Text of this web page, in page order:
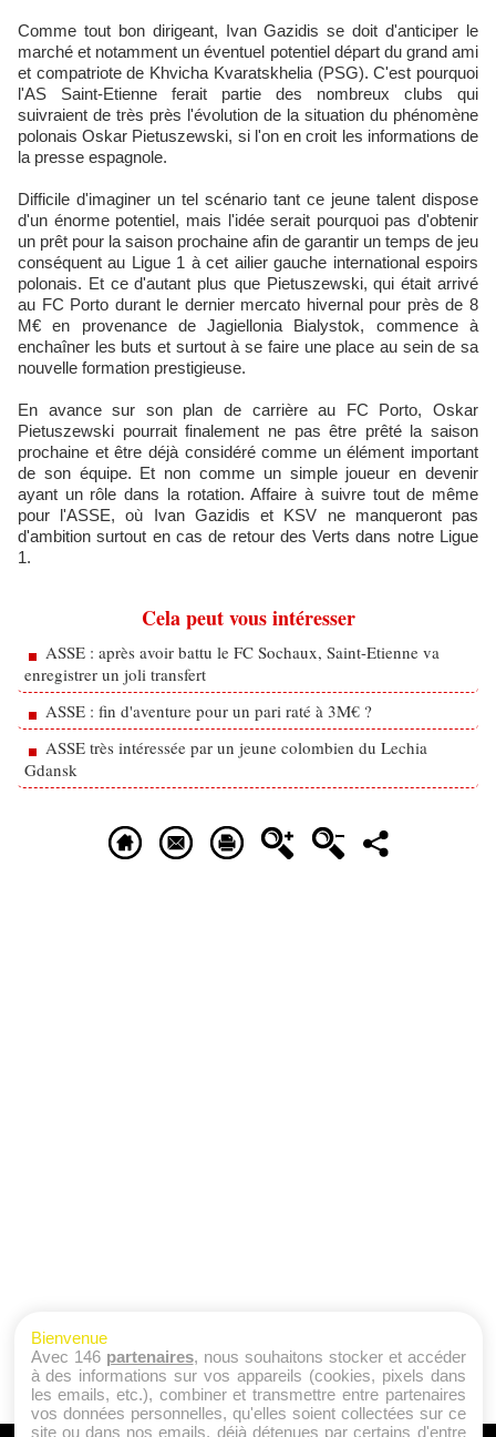
Comme tout bon dirigeant, Ivan Gazidis se doit d'anticiper le
marché et notamment un éventuel potentiel départ du grand ami
et compatriote de Khvicha Kvaratskhelia (PSG). C'est pourquoi
l'AS Saint-Etienne ferait partie des nombreux clubs qui
suivraient de très près l'évolution de la situation du phénomène
polonais Oskar Pietuszewski, si l'on en croit les informations de
la presse espagnole.
Difficile d'imaginer un tel scénario tant ce jeune talent dispose
d'un énorme potentiel, mais l'idée serait pourquoi pas d'obtenir
un prêt pour la saison prochaine afin de garantir un temps de jeu
conséquent au Ligue 1 à cet ailier gauche international espoirs
polonais. Et ce d'autant plus que Pietuszewski, qui était arrivé
au FC Porto durant le dernier mercato hivernal pour près de 8
M€ en provenance de Jagiellonia Bialystok, commence à
enchaîner les buts et surtout à se faire une place au sein de sa
nouvelle formation prestigieuse.
En avance sur son plan de carrière au FC Porto, Oskar
Pietuszewski pourrait finalement ne pas être prêté la saison
prochaine et être déjà considéré comme un élément important
de son équipe. Et non comme un simple joueur en devenir
ayant un rôle dans la rotation. Affaire à suivre tout de même
pour l'ASSE, où Ivan Gazidis et KSV ne manqueront pas
d'ambition surtout en cas de retour des Verts dans notre Ligue
1.
Cela peut vous intéresser
ASSE : après avoir battu le FC Sochaux, Saint-Etienne va
enregistrer un joli transfert
ASSE : fin d'aventure pour un pari raté à 3M€ ?
ASSE très intéressée par un jeune colombien du Lechia
Gdansk
Bienvenue
Avec 146 partenaires, nous souhaitons stocker et accéder
à des informations sur vos appareils (cookies, pixels dans
les emails, etc.), combiner et transmettre entre partenaires
vos données personnelles, qu'elles soient collectées sur ce
site ou dans nos emails, déjà détenues par certains d'entre